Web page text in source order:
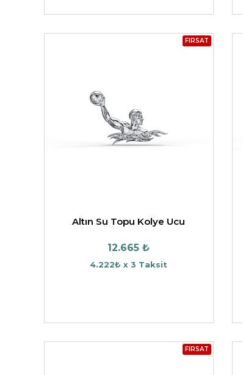
FIRSAT
Altın Su Topu Kolye Ucu
12.665 ₺
4.222₺ x 3 Taksit
FIRSAT